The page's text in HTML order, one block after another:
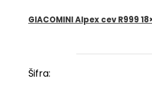
GIACOMINI Alpex cev R999
Šifra: